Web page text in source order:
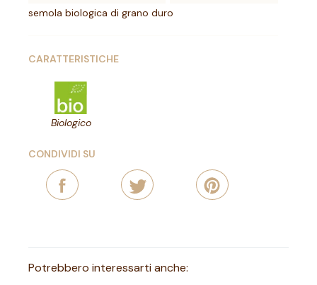
semola biologica di grano duro
CARATTERISTICHE
Biologico
CONDIVIDI SU
Potrebbero interessarti anche: